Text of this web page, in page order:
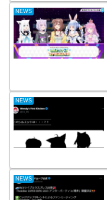
NEWS
NEWS
NEWS